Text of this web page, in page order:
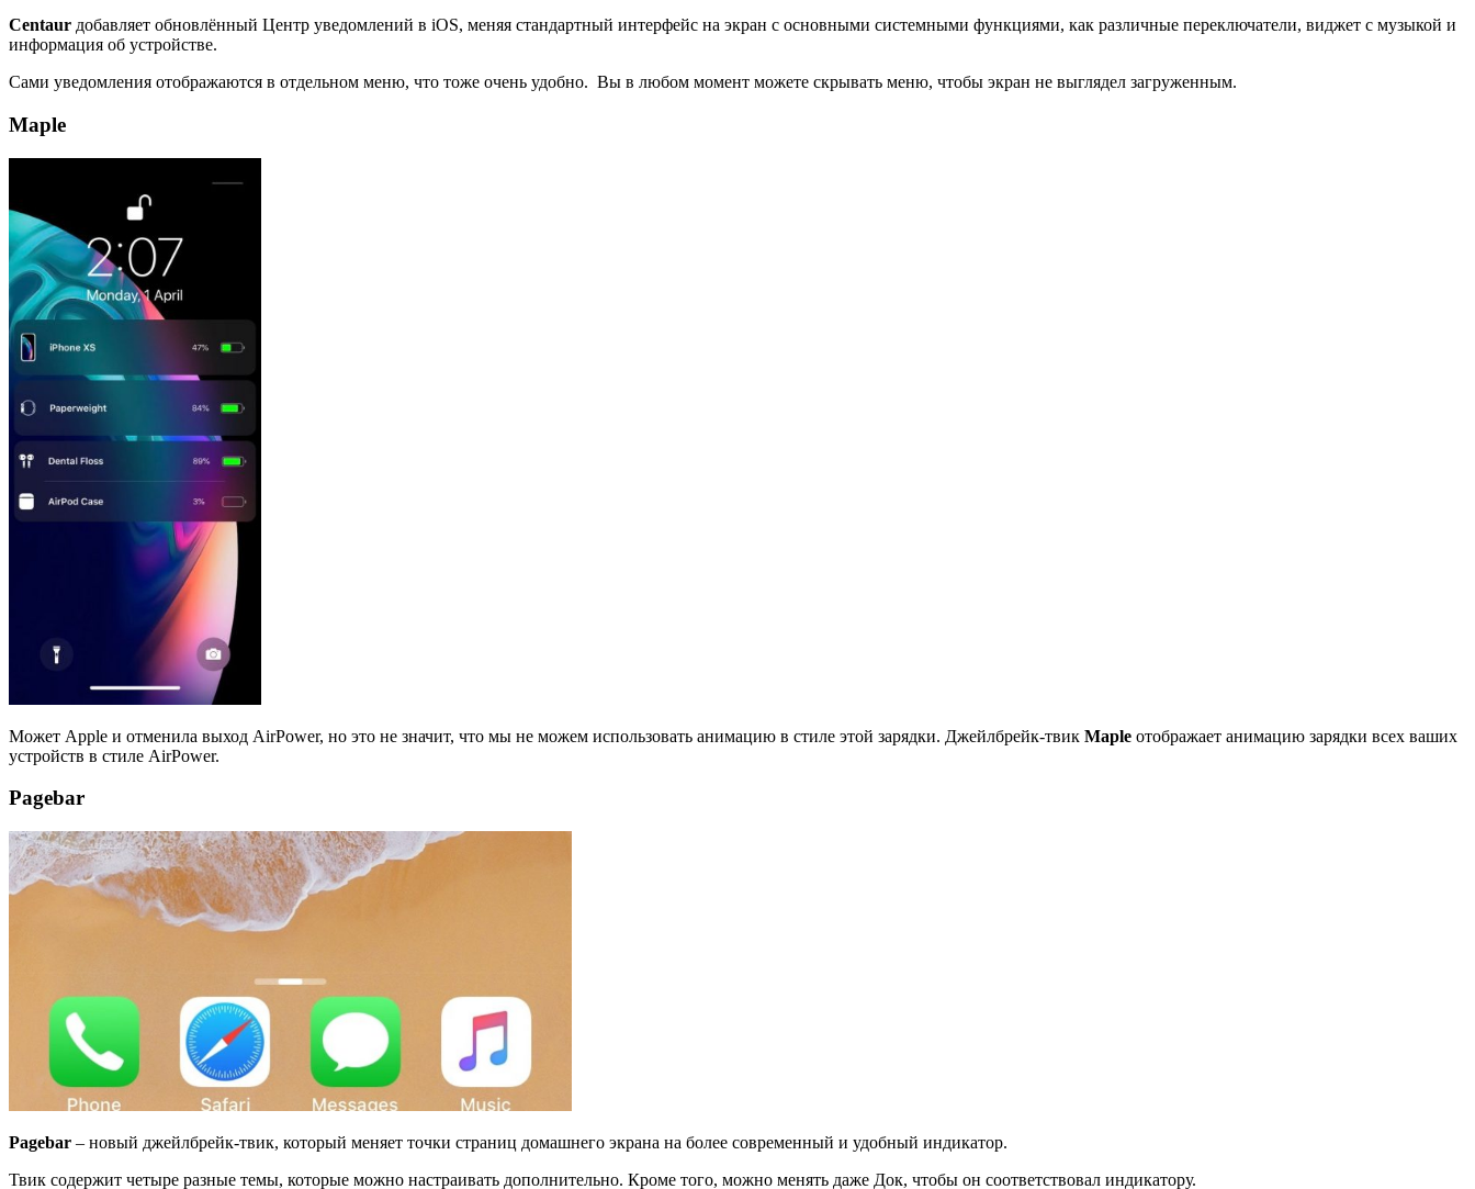
Centaur добавляет обновлённый Центр уведомлений в iOS, меняя стандартный интерфейс на экран с основными системными функциями, как различные переключатели, виджет с музыкой и
информация об устройстве.
Сами уведомления отображаются в отдельном меню, что тоже очень удобно. Вы в любом момент можете скрывать меню, чтобы экран не выглядел загруженным.
Maple
Может Apple и отменила выход AirPower, но это не значит, что мы не можем использовать анимацию в стиле этой зарядки. Джейлбрейк-твик Maple отображает анимацию зарядки всех ваших
устройств в стиле AirPower.
Pagebar
Pagebar – новый джейлбрейк-твик, который меняет точки страниц домашнего экрана на более современный и удобный индикатор.
Твик содержит четыре разные темы, которые можно настраивать дополнительно. Кроме того, можно менять даже Док, чтобы он соответствовал индикатору.